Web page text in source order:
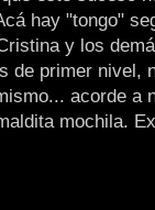
hay "tongo"
y los
de primer nivel,
acorde a
mochila.